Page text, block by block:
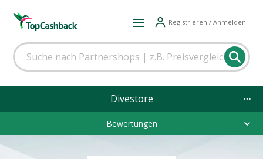
Registrieren / Anmelden
Divestore
Bewertungen